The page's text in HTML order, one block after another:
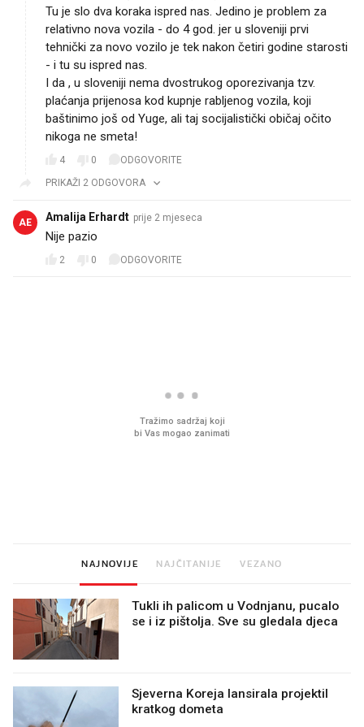
Tu je slo dva koraka ispred nas. Jedino je problem za
relativno nova vozila - do 4 god. jer u sloveniji prvi
tehnički za novo vozilo je tek nakon četiri godine starosti
- i tu su ispred nas.
I da , u sloveniji nema dvostrukog oporezivanja tzv.
plaćanja prijenosa kod kupnje rabljenog vozila, koji
baštinimo još od Yuge, ali taj socijalistički običaj očito
nikoga ne smeta!
4 0
ODGOVORITE
PRIKAŽI 2 ODGOVORA
AE Amalija Erhardt prije 2 mjeseca
Nije pazio
2 0 ODGOVORITE
NAJNOVIJE NAJČITANIJE VEZANO
Tukli ih palicom u Vodnjanu, pucalo
se i iz pištolja. Sve su gledala djeca
Sjeverna Koreja lansirala projektil
kratkog dometa